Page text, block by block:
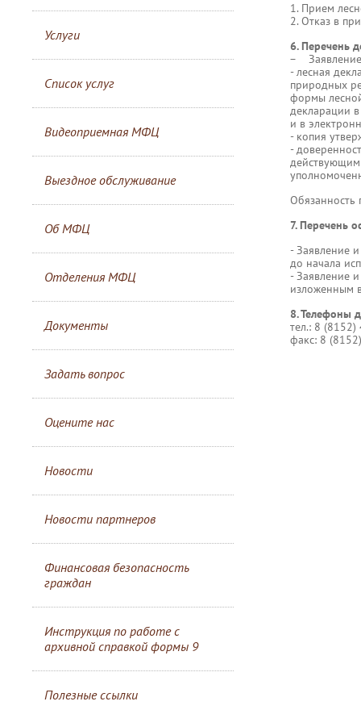
Услуги
Список услуг
Видеоприемная МФЦ
Выездное обслуживание
Об МФЦ
Отделения МФЦ
Документы
Задать вопрос
Оцените нас
Новости
Новости партнеров
Финансовая безопасность
граждан
Инструкция по работе с
архивной справкой формы 9
Полезные ссылки
1. Прием
2. Отказ в
6. Перечень
−
- лесная
природных
формы
декларации
и в
- копия
-
действующим
Обязанность
7. Перечень
- Заявление
до начала
- Заявление
изложенным
8. Телефоны
тел.: 8
факс: 8